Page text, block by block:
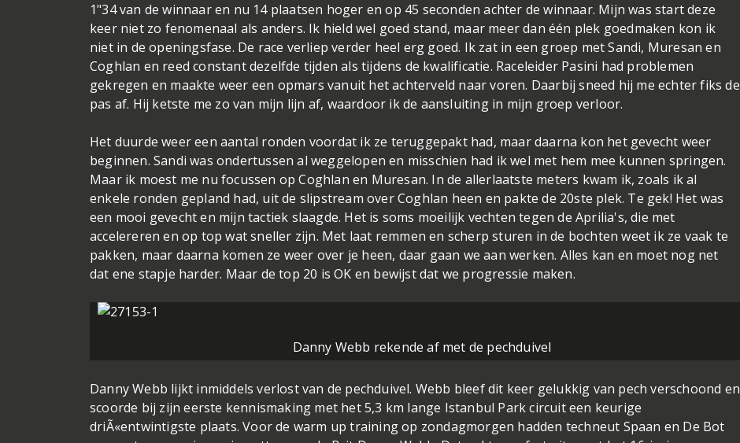
1"34 van de winnaar en nu 14 plaatsen hoger en op 45 seconden achter de winnaar. Mijn was start deze
keer niet zo fenomenaal als anders. Ik hield wel goed stand, maar meer dan één plek goedmaken kon ik
niet in de openingsfase. De race verliep verder heel erg goed. Ik zat in een groep met Sandi, Muresan en
Coghlan en reed constant dezelfde tijden als tijdens de kwalificatie. Raceleider Pasini had problemen
gekregen en maakte weer een opmars vanuit het achterveld naar voren. Daarbij sneed hij me echter fiks de
pas af. Hij ketste me zo van mijn lijn af, waardoor ik de aansluiting in mijn groep verloor.
Het duurde weer een aantal ronden voordat ik ze teruggepakt had, maar daarna kon het gevecht weer
beginnen. Sandi was ondertussen al weggelopen en misschien had ik wel met hem mee kunnen springen.
Maar ik moest me nu focussen op Coghlan en Muresan. In de allerlaatste meters kwam ik, zoals ik al
enkele ronden gepland had, uit de slipstream over Coghlan heen en pakte de 20ste plek. Te gek! Het was
een mooi gevecht en mijn tactiek slaagde. Het is soms moeilijk vechten tegen de Aprilia's, die met
accelereren en op top wat sneller zijn. Met laat remmen en scherp sturen in de bochten weet ik ze vaak te
pakken, maar daarna komen ze weer over je heen, daar gaan we aan werken. Alles kan en moet nog net
dat ene stapje harder. Maar de top 20 is OK en bewijst dat we progressie maken.
Danny Webb rekende af met de pechduivel
Danny Webb lijkt inmiddels verlost van de pechduivel. Webb bleef dit keer gelukkig van pech verschoond en
scoorde bij zijn eerste kennismaking met het 5,3 km lange Istanbul Park circuit een keurige
driÃ«entwintigste plaats. Voor de warm up training op zondagmorgen hadden techneut Spaan en De Bot